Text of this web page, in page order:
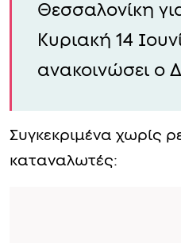
Θεσσαλονίκη
Κυριακή 14
ανακοινώσει ο
Συγκεκριμένα χωρίς
καταναλωτές: